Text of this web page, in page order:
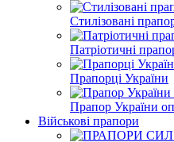
Стилізовані
Патріотичні
Прапорці України
Прапор України
Військові прапори